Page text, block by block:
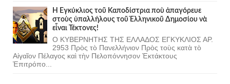
Ἡ Ἐγκύκλιος τοῦ Καποδίστρια ποὺ ἀπαγόρευε
στοὺς ὑπαλλήλους τοῦ Ἑλληνικοῦ Δημοσίου νὰ
εἶναι Τέκτονες!
Ο ΚΥΒΕΡΝΗΤΗΣ ΤΗΣ ΕΛΛΑΔΟΣ ΕΓΚΥΚΛΙΟΣ ΑΡ.
2953 Πρὸς τὸ Πανελλήνιον Πρὸς τοὺς κατὰ τὸ
Αἰγαῖον Πέλαγος καὶ τὴν Πελοπόννησον Ἐκτάκτους
Ἐπιτρόπο...